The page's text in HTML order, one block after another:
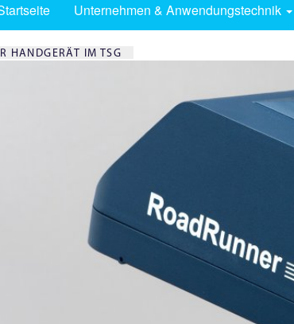
Unternehmen & Anwendungstechnik
HANDGERÄT IM TSG